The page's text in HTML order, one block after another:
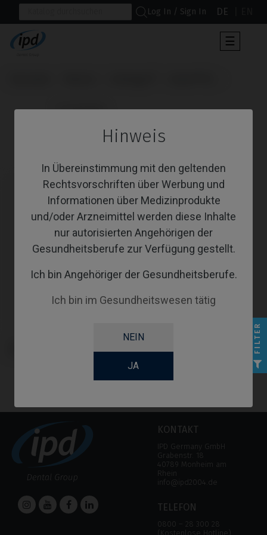
Hinweis
In Übereinstimmung mit den geltenden
Rechtsvorschriften über Werbung und
Informationen über Medizinprodukte
und/oder Arzneimittel werden diese Inhalte
nur autorisierten Angehörigen der
Gesundheitsberufe zur Verfügung gestellt.
Ich bin Angehöriger der Gesundheitsberufe.
Ich bin im Gesundheitswesen tätig
NEIN
JA
Log In / Sign In DE
der
☰
                      Scanbodies
KONTAKT
IPD Germany GmbH
Grabenstr. 18
40789 Monheim am
Rhein
info@ipd2004.de
TELEFON
0800 – 28 300 28
(Kostenlose Hotline)
FILTER